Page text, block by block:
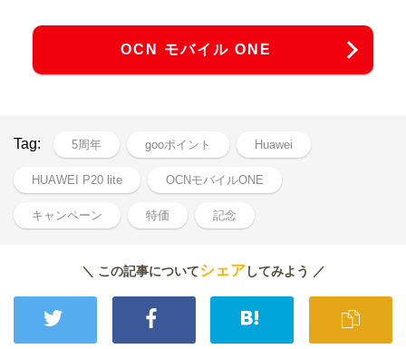
OCN モバイル ONE
Tag: 5周年 gooポイント Huawei
HUAWEI P20 lite OCNモバイルONE
キャンペーン 特価 記念
＼ この記事についてシェアしてみよう ／